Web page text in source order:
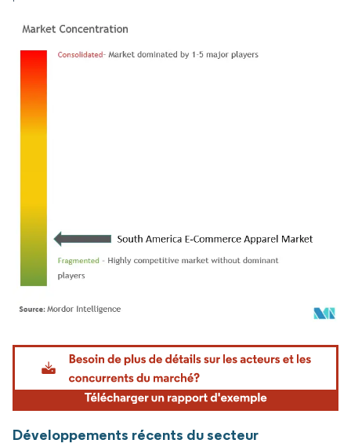
Image © Mordor Intelligence. La réutilisation nécessite une attribution sous CC BY
Développements récents du secteur